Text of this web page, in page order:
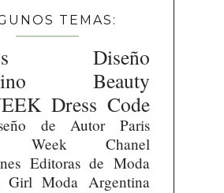
TEMAS:
Diseño
Beauty
Dress Code
de Autor
Paris
Week
Chanel
Editoras de Moda
Girl Moda Argentina